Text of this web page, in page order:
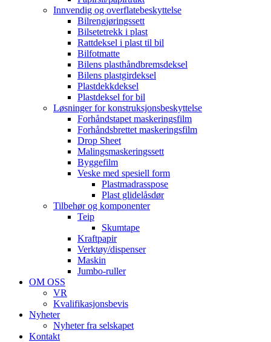
Innvendig og overflatebeskyttelse
Bilrengjøringssett
Bilsetetrekk i plast
Rattdeksel i plast til bil
Bilfotmatte
Bilens plasthåndbremsdeksel
Bilens plastgirdeksel
Plastdekkdeksel
Plastdeksel for bil
Løsninger for konstruksjonsbeskyttelse
Forhåndstapet maskeringsfilm
Forhåndsbrettet maskeringsfilm
Drop Sheet
Malingsmaskeringssett
Byggefilm
Veske med spesiell form
Plastmadrasspose
Plast glidelåsdør
Tilbehør og komponenter
Teip
Skumtape
Kraftpapir
Verktøy/dispenser
Maskin
Jumbo-ruller
OM OSS
VR
Kvalifikasjonsbevis
Nyheter
Nyheter fra selskapet
Kontakt